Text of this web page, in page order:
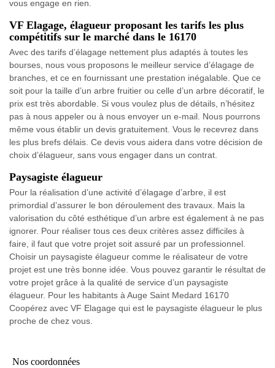
vous engage en rien.
VF Elagage, élagueur proposant les tarifs les plus
compétitifs sur le marché dans le 16170
Avec des tarifs d’élagage nettement plus adaptés à toutes les
bourses, nous vous proposons le meilleur service d’élagage de
branches, et ce en fournissant une prestation inégalable. Que ce
soit pour la taille d’un arbre fruitier ou celle d’un arbre décoratif, le
prix est très abordable. Si vous voulez plus de détails, n’hésitez
pas à nous appeler ou à nous envoyer un e-mail. Nous pourrons
même vous établir un devis gratuitement. Vous le recevrez dans
les plus brefs délais. Ce devis vous aidera dans votre décision de
choix d’élagueur, sans vous engager dans un contrat.
Paysagiste élagueur
Pour la réalisation d’une activité d’élagage d’arbre, il est
primordial d’assurer le bon déroulement des travaux. Mais la
valorisation du côté esthétique d’un arbre est également à ne pas
ignorer. Pour réaliser tous ces deux critères assez difficiles à
faire, il faut que votre projet soit assuré par un professionnel.
Choisir un paysagiste élagueur comme le réalisateur de votre
projet est une très bonne idée. Vous pouvez garantir le résultat de
votre projet grâce à la qualité de service d’un paysagiste
élagueur. Pour les habitants à Auge Saint Medard 16170
Coopérez avec VF Elagage qui est le paysagiste élagueur le plus
proche de chez vous.
Nos coordonnées